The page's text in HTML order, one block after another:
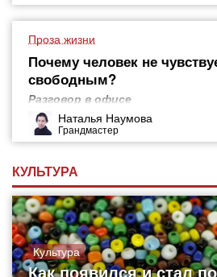
Проза жизни
Почему человек не
свободным?
Разговор в офисе
Наталья Наумова
Грандмастер
КУЛЬТУРА
Культура
Как появился и стал